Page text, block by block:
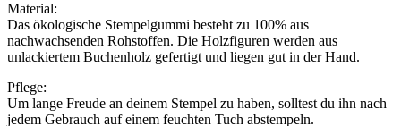
Material:
Das ökologische Stempelgummi besteht zu 100% aus
nachwachsenden Rohstoffen. Die Holzfiguren werden aus
unlackiertem Buchenholz gefertigt und liegen gut in der Hand.
Pflege:
Um lange Freude an deinem Stempel zu haben, solltest du ihn nach
jedem Gebrauch auf einem feuchten Tuch abstempeln.